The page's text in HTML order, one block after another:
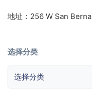
地址：256 W San
选择分类